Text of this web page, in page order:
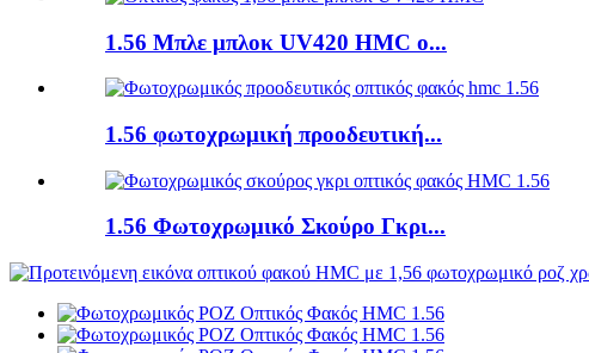
1.56 Μπλε μπλοκ UV420 HMC o...
1.56 φωτοχρωμική προοδευτική...
1.56 Φωτοχρωμικό Σκούρο Γκρι...